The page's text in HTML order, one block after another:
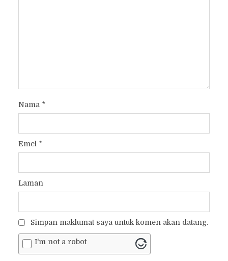
Nama *
Emel *
Laman
Simpan maklumat saya untuk komen akan datang.
I'm not a robot